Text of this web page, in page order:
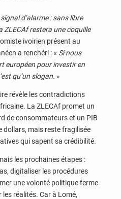
d’alarme : sans libre
ZLECAf restera une coquille
ivoirien présent au
a renchéri : « Si nous
européen pour investir en
qu’un slogan. »
révèle les contradictions
La ZLECAf promet un
de consommateurs et un PIB
dollars, mais reste fragilisée
qui sapent sa crédibilité.
les prochaines étapes :
digitaliser les procédures
une volonté politique ferme
réalités. Car à Lomé,